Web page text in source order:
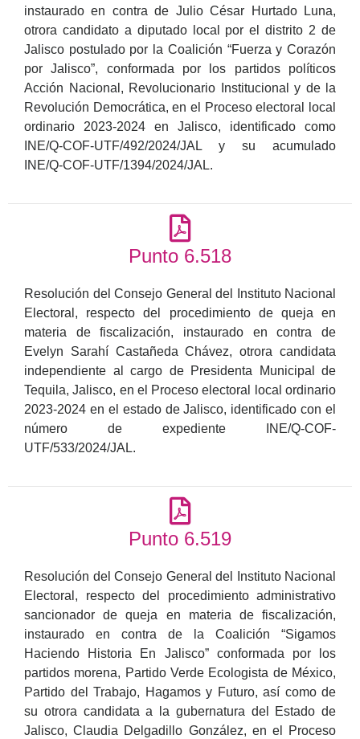
instaurado en contra de Julio César Hurtado Luna,
otrora candidato a diputado local por el distrito 2 de
Jalisco postulado por la Coalición “Fuerza y Corazón
por Jalisco”, conformada por los partidos políticos
Acción Nacional, Revolucionario Institucional y de la
Revolución Democrática, en el Proceso electoral local
ordinario 2023-2024 en Jalisco, identificado como
INE/Q-COF-UTF/492/2024/JAL y su acumulado
INE/Q-COF-UTF/1394/2024/JAL.
Punto 6.518
Resolución del Consejo General del Instituto Nacional
Electoral, respecto del procedimiento de queja en
materia de fiscalización, instaurado en contra de
Evelyn Sarahí Castañeda Chávez, otrora candidata
independiente al cargo de Presidenta Municipal de
Tequila, Jalisco, en el Proceso electoral local ordinario
2023-2024 en el estado de Jalisco, identificado con el
número de expediente INE/Q-COF-
UTF/533/2024/JAL.
Punto 6.519
Resolución del Consejo General del Instituto Nacional
Electoral, respecto del procedimiento administrativo
sancionador de queja en materia de fiscalización,
instaurado en contra de la Coalición “Sigamos
Haciendo Historia En Jalisco” conformada por los
partidos morena, Partido Verde Ecologista de México,
Partido del Trabajo, Hagamos y Futuro, así como de
su otrora candidata a la gubernatura del Estado de
Jalisco, Claudia Delgadillo González, en el Proceso